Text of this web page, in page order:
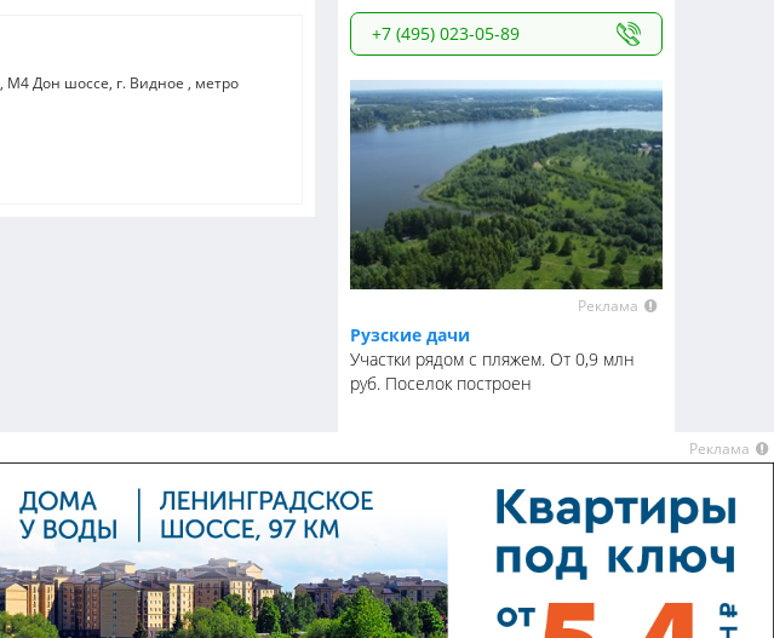
М4 Дон шоссе г. Видное
метро
+7 (495) 023-05-89
Реклама
Рузские дачи
Участки рядом с пляжем. От 0,9 млн
руб. Поселок построен
Реклама